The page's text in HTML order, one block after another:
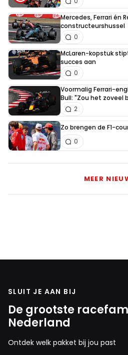
Mercedes, Ferrari én
constructeurshussel
0
McLaren-kopstuk
succes aan
0
Voormalig Ferrari-
Bull: "Zou het zoveel
2
Zo brengen de F1-
0
MEER
SLUIT JE AAN BIJ
De grootste
Nederland
Ontdek welk pakket bij jou past